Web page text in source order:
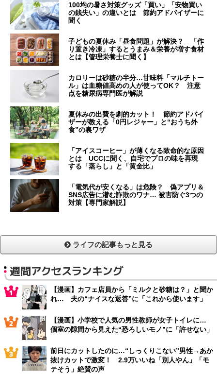
100均の暑さ対策グッズ「買い」「安物買い
の銭失い」の違いとは 節約アドバイザーに
聞く
子どもの夏休み「昼食問題」が解決？ 「作
り置き冷凍」するとうまみ＆栄養が増す食材
とは【管理栄養士に聞く】
カロリーは砂糖の半分…甘味料「マルチトー
ル」は血糖値高めの人が使ってOK？ 注意
点を糖尿病専門医が解説
夏休みの出費を劇的カット！ 節約アドバイ
ザーが教える「0円レジャー」と“おうち外
食”の裏ワザ
「アイスコーヒー」が薄くなる致命的な原因
とは UCCに聞く、自宅でプロの味を再現
する「蒸らし」と「黄金比」
「電気代が安くなる」は危険？ 偽アプリ＆
SNS広告に潜む詐欺のワナ… 被害防ぐ3つの
対策【専門家解説】
ライフの記事もっと見る
週間アクセスランキング
【漫画】カフェ店員から「ミルクと砂糖は？」と聞か
れ… 夫の“ナイスな返答”に「これから使います」
【漫画】小学校で人気の男性教師が女子トイレに…
個室の隙間から見えた“恐ろしいモノ”に「許せない」
前日にカットしたのに…“しっくりこない”男性→あか
抜けカットで激変！ 2.9万いいね「別人やん」「モ
テそう」絶賛の声